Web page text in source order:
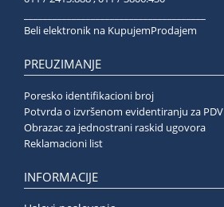
Beli elektronik na KupujemProdajem
PREUZIMANJE
Poresko identifikacioni broj
Potvrda o izvršenom evidentiranju za PDV
Obrazac za jednostrani raskid ugovora
Reklamacioni list
INFORMACIJE